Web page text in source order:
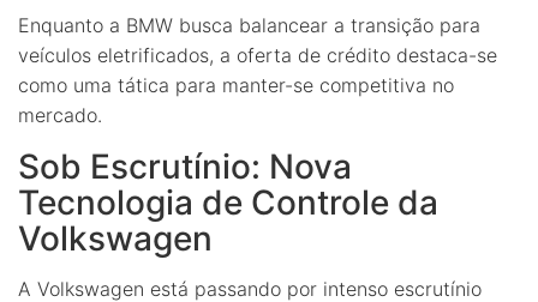
Enquanto a BMW busca balancear a transição para
veículos eletrificados, a oferta de crédito destaca-se
como uma tática para manter-se competitiva no
mercado.
Sob Escrutínio: Nova
Tecnologia de Controle da
Volkswagen
A Volkswagen está passando por intenso escrutínio